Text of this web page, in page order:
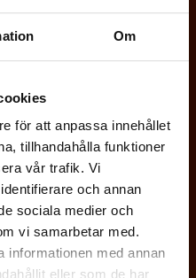
Om
för att anpassa innehållet
tillhandahålla funktioner
vår trafik. Vi
och annan
sociala medier och
vi samarbetar med.
informationen med annan
eller som de har
s
t